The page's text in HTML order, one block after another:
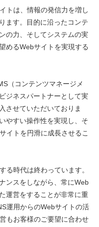
トは、情報の発信力を増し
ます。目的に沿ったコンテ
の力、そしてシステムの実
めるWebサイトを実現する
（コンテンツマネージメ
ジネスパートナーとして実
させていただいておりま
やすい操作性を実現し、そ
イトを円滑に成長させるこ
る時代は終わっています。
ンスをしながら、常にWeb
運営をすることが非常に重
運用からのWebサイトの活
もお客様のご要望に合わせ